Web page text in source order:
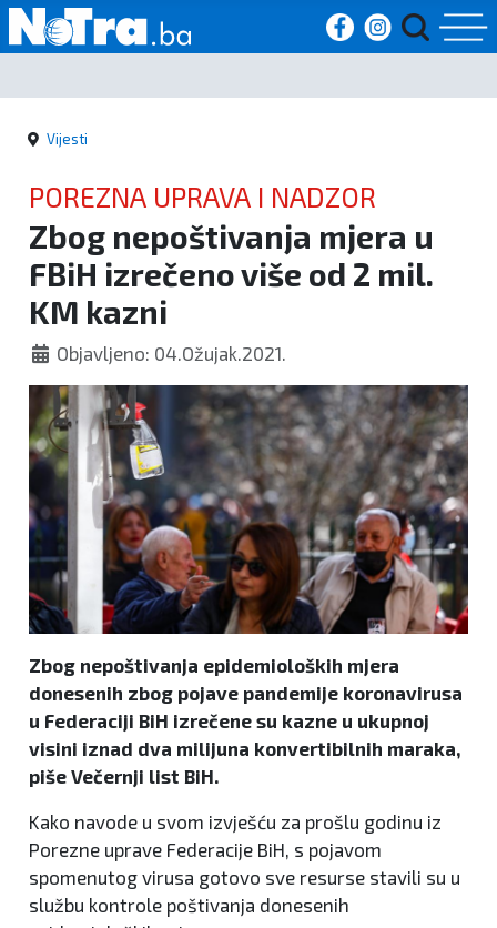
Početna
Vijesti
Sport
Kultura
Crna
kronika
Politika
Zanimljivosti
Vijesti
POREZNA UPRAVA I NADZOR
Zbog nepoštivanja mjera u
FBiH izrečeno više od 2 mil.
KM kazni
Objavljeno: 04.Ožujak.2021.
Zbog nepoštivanja epidemioloških mjera
donesenih zbog pojave pandemije koronavirusa
u Federaciji BiH izrečene su kazne u ukupnoj
visini iznad dva milijuna konvertibilnih maraka,
piše Večernji list BiH.
Kako navode u svom izvješću za prošlu godinu iz
Porezne uprave Federacije BiH, s pojavom
spomenutog virusa gotovo sve resurse stavili su u
službu kontrole poštivanja donesenih